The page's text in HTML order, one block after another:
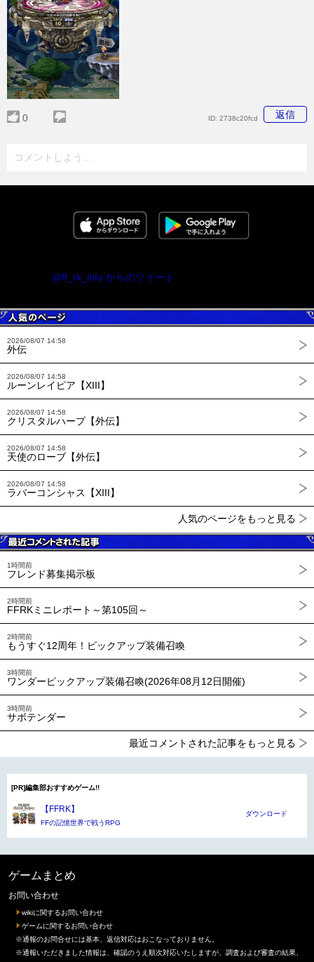
0 返信
ID: 2738c20fcd
コメントしよう...
@ff_rk_info からのツイート
2026/08/07 14:58
外伝
2026/08/07 14:58
ルーンレイピア【XIII】
2026/08/07 14:58
クリスタルハープ【外伝】
2026/08/07 14:58
天使のローブ【外伝】
2026/08/07 14:58
ラバーコンシャス【XIII】
人気のページをもっと見る
1時間前
フレンド募集掲示板
2時間前
FFRKミニレポート～第105回～
2時間前
もうすぐ12周年！ピックアップ装備召喚
3時間前
ワンダーピックアップ装備召喚(2026年08月12日開催)
3時間前
サボテンダー
最近コメントされた記事をもっと見る
[PR]編集部おすすめゲーム!!
【FFRK】
FFの記憶世界で戦うRPG
ダウンロード
ゲームまとめ
お問い合わせ
wikiに関するお問い合わせ
ゲームに関するお問い合わせ
※通報のお問合せには基本、返信対応はおこなっておりません。
※通報いただきました情報は、確認のうえ順次対応いたしますが、調査および審査の結果、